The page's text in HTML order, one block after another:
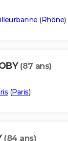
(Rhône)
(87 ans)
(Paris)
(84 ans)